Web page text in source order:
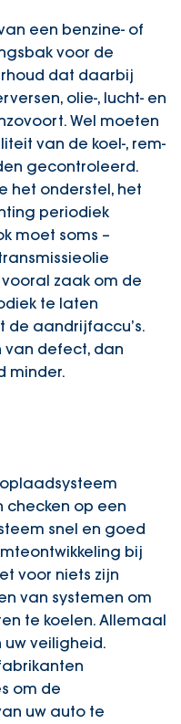
een benzine- of
voor de
dat daarbij
olie-, lucht- en
Wel moeten
van de koel-, rem-
gecontroleerd.
het onderstel, het
periodiek
moet soms –
zaak om de
te laten
de aandrijfaccu’s.
van defect, dan
minder.
op een
snel en goed
bij
voor niets zijn
van systemen om
te koelen. Allemaal
veiligheid.
om de
uw auto te